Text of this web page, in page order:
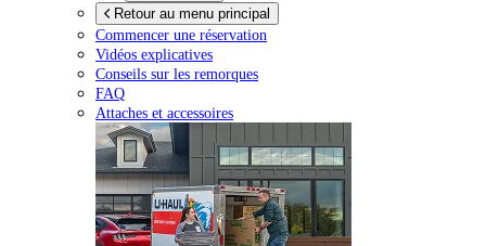
Retour au menu principal
Commencer une réservation
Vidéos explicatives
Conseils sur les remorques
FAQ
Attaches et accessoires